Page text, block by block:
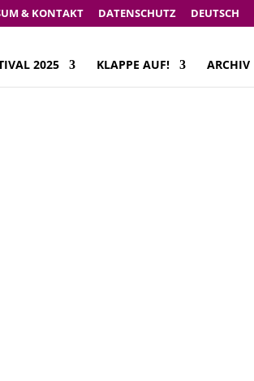
& KONTAKT DATENSCHUTZ DEUTSCH
2025 KLAPPE AUF! ARCHIV